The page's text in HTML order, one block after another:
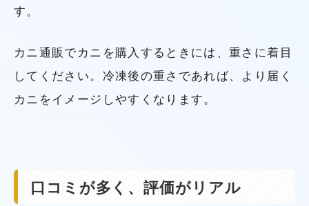
す。
カニ通販でカニを購入するときには、重さに着目
してください。冷凍後の重さであれば、より届く
カニをイメージしやすくなります。
口コミが多く、評価がリアル